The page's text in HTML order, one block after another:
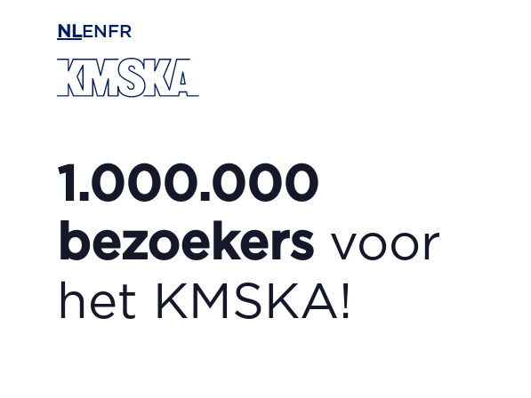
NLEN FR
1.000.000
bezoekers voor
het KMSKA!